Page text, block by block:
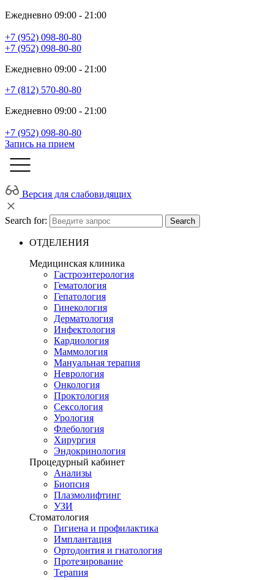
Ежедневно 09:00 - 21:00
+7 (952) 098-80-80
+7 (952) 098-80-80
Ежедневно 09:00 - 21:00
+7 (812) 570-80-80
Ежедневно 09:00 - 21:00
+7 (952) 098-80-80
Запись на прием
Версия для слабовидящих
Search for: Search
ОТДЕЛЕНИЯ
Медицинская клиника
Гастроэнтерология
Гематология
Гепатология
Гинекология
Дерматология
Инфектология
Кардиология
Маммология
Мануальная терапия
Неврология
Онкология
Проктология
Сексология
Урология
Флебология
Хирургия
Эндокринология
Процедурный кабинет
Анализы
Биопсия
Плазмолифтинг
УЗИ
Стоматология
Гигиена и профилактика
Имплантация
Ортодонтия и гнатология
Протезирование
Терапия